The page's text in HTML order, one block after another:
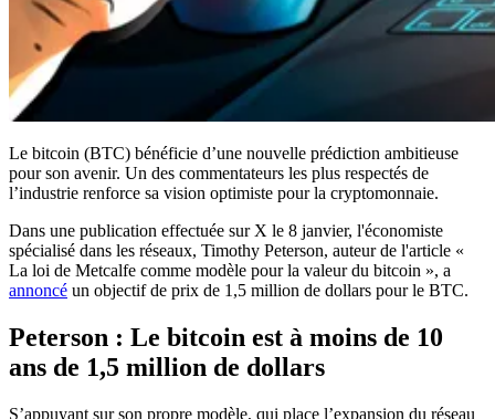
Le bitcoin (BTC) bénéficie d’une nouvelle prédiction ambitieuse
pour son avenir. Un des commentateurs les plus respectés de
l’industrie renforce sa vision optimiste pour la cryptomonnaie.
Dans une publication effectuée sur X le 8 janvier, l'économiste
spécialisé dans les réseaux, Timothy Peterson, auteur de l'article «
La loi de Metcalfe comme modèle pour la valeur du bitcoin », a
annoncé un objectif de prix de 1,5 million de dollars pour le BTC.
Peterson : Le bitcoin est à moins de 10
ans de 1,5 million de dollars
S’appuyant sur son propre modèle, qui place l’expansion du réseau